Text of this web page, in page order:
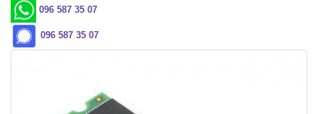
096 587 35 07
096 587 35 07